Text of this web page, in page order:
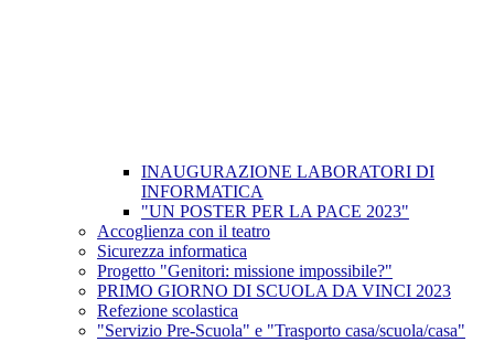
INAUGURAZIONE LABORATORI DI
INFORMATICA
"UN POSTER PER LA PACE 2023"
Accoglienza con il teatro
Sicurezza informatica
Progetto "Genitori: missione impossibile?"
PRIMO GIORNO DI SCUOLA DA VINCI 2023
Refezione scolastica
"Servizio Pre-Scuola" e "Trasporto casa/scuola/casa"